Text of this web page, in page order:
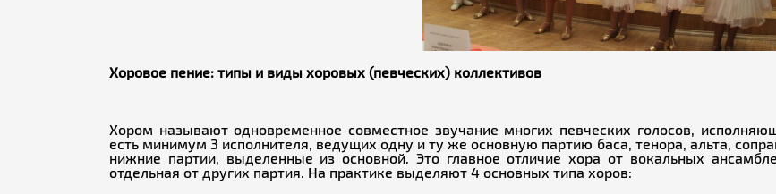
Хоровое пение: типы и виды хоровых (певческих) коллективов
Хором называют одновременное совместное звучание многих певческих голосов,
есть минимум 3 исполнителя, ведущих одну и ту же основную партию баса, тенора, альта,
нижние партии, выделенные из основной. Это главное отличие хора от вокальных
отдельная от других партия. На практике выделяют 4 основных типа хоров: